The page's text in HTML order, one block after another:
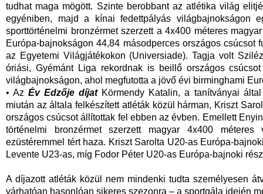
tudhat maga mögött. Szinte berobbant az atlétika világ
egyéniben, majd a kínai fedettpályás világbajnokságon
sporttörténelmi bronzérmet szerzett a 4x400 méteres
Európa-bajnokságon 44,84 másodperces országos csúcsot
az Egyetemi Világjátékokon (Universiade). Tagja volt
óriási, Gyémánt Liga rekordnak is beillő országos
világbajnokságon, ahol megfutotta a jövő évi birminghami
• AzÉv Edzője díjatKörmendy Katalin, a tanítványai által
miután az általa felkészített atléták közül hárman, Kriszt
országos csúcsot állítottak fel ebben az évben. Emellett
történelmi bronzérmet szerzett magyar 4x400
ezüstéremmel tért haza. Kriszt Sarolta U20-as Európa-
Levente U23-as, míg Fodor Péter U20-as Európa-bajnoki
A díjazott atléták közül nem mindenki tudta személyesen
várhatóan hasonlóan sikeres szezonra – a sportgála idején